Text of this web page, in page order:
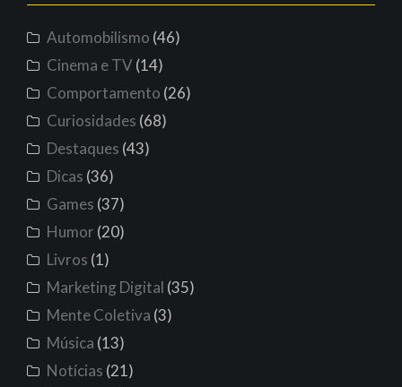
Automobilismo (46)
Cinema e TV(14)
Comportamento (26)
Curiosidades (68)
Destaques (43)
Dicas (36)
Games (37)
Humor (20)
Livros (1)
Marketing Digital (35)
Mente Coletiva (3)
Música (13)
Notícias (21)